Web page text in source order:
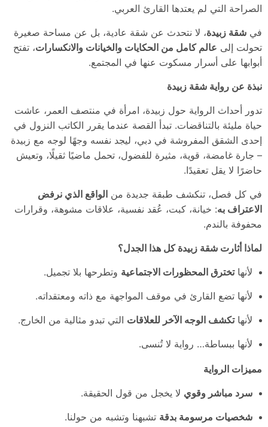
الصراحة التي لم يعتدها القارئ العربي.
في شقة زبيدة، لا نتحدث عن شقة عادية، بل عن مساحة صغيرة
تحولت إلى عالم كامل من الحكايات والخيانات والانكسارات، تفتح
أبوابها على أسرار مسكوت عنها في المجتمع.
نبذة عن رواية شقة زبيدة
تدور أحداث الرواية حول زبيدة، امرأة في منتصف العمر، عاشت
حياة مليئة بالتناقضات. تبدأ القصة عندما يقرر الكاتب النزول في
إحدى الشقق المفروشة في دبي، ليجد نفسه وجهًا لوجه مع زبيدة
– جارة غامضة، قوية، مثيرة للفضول، تحمل ماضيًا ثقيلًا، وتعيش
حاضرًا لا يقل تعقيدًا.
في كل فصل، تنكشف طبقة جديدة من الواقع الذي نرفض
الاعتراف به: خيانة، كبت، عُقد نفسية، علاقات مشوهة، وقرارات
محفوفة بالندم.
لماذا أثارت شقة زبيدة كل هذا الجدل؟
لأنهاتخترق المحظورات الاجتماعية وتطرحها بلا تجميل.
لأنها تضع القارئ في موقف المواجهة مع ذاته ومعتقداته.
لأنهاتكشف الوجه الآخر للعلاقات التي تبدو مثالية من الخارج.
لأنها ببساطة… رواية لا تُنسى.
مميزات الرواية
سرد مباشر وقوي لا يخجل من قول الحقيقة.
شخصيات مرسومة بدقة تشبهنا وتشبه من حولنا.